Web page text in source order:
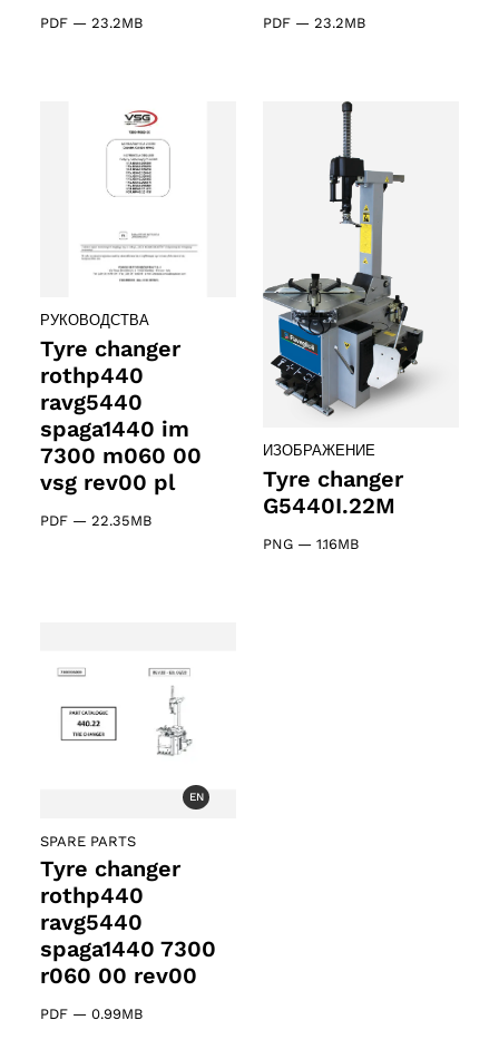
61 products
PDF — 23.2MB PDF — 23.2MB
РУКОВОДСТВА
Tyre changer
rothp440
ravg5440
spaga1440 im
7300 m060 00
vsg rev00 pl
PDF — 22.35MB
ИЗОБРАЖЕНИЕ
Tyre changer
G5440I.22M
PNG — 1.16MB
EN
SPARE PARTS
Tyre changer
rothp440
ravg5440
spaga1440 7300
r060 00 rev00
PDF — 0.99MB